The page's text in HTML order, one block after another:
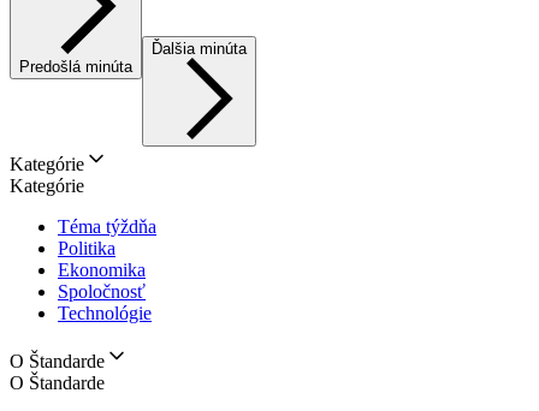
Predošlá minúta
Ďalšia minúta
Kategórie
Kategórie
Téma týždňa
Politika
Ekonomika
Spoločnosť
Technológie
O Štandarde
O Štandarde